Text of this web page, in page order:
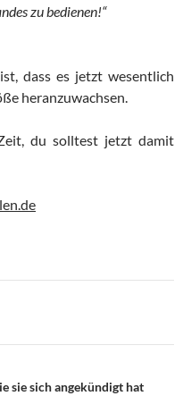
zu bedienen!“
dass es jetzt wesentlich
heranzuwachsen.
du solltest jetzt damit
sie sich angekündigt hat